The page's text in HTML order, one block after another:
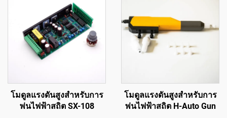
โมดูลแรงดันสูงสำหรับการ
พ่นไฟฟ้าสถิต SX-108
โมดูลแรงดันสูงสำหรับการ
พ่นไฟฟ้าสถิต H-Auto Gun